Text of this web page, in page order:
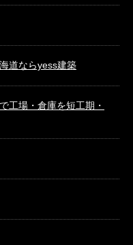
道ならyess建築
工場・倉庫を短工期・